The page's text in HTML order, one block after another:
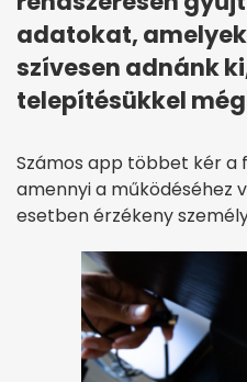
adatokat,
szívesen adnánk
telepítésükkel
Számos app többet kér a
amennyi a működéséhez
esetben érzékeny